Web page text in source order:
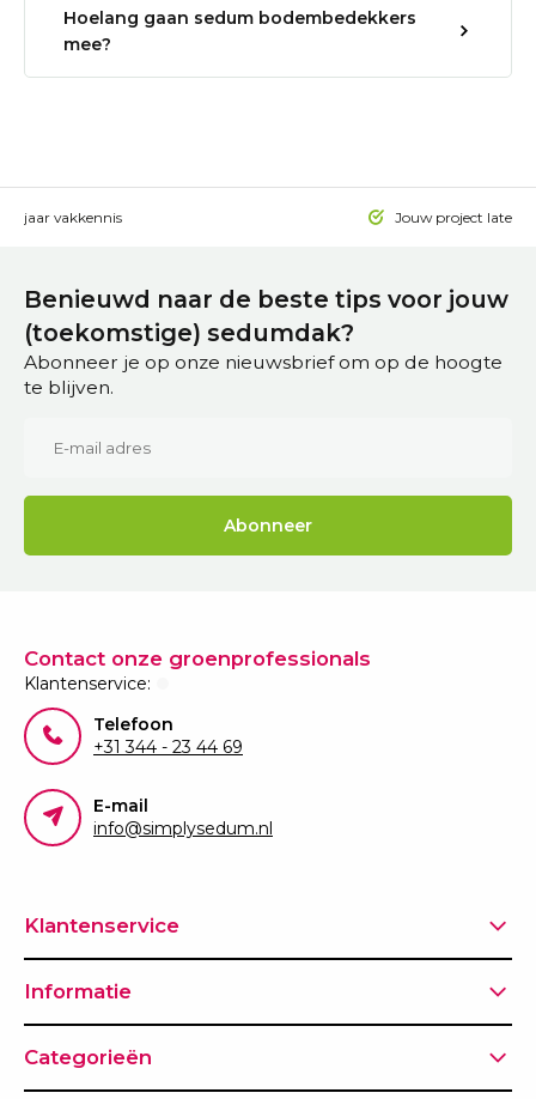
Hoelang gaan sedum bodembedekkers
mee?
15 jaar vakkennis Jouw project laten
Benieuwd naar de beste tips voor jouw
(toekomstige) sedumdak?
Abonneer je op onze nieuwsbrief om op de hoogte
te blijven.
Abonneer
Contact onze groenprofessionals
Klantenservice:
Telefoon
+31 344 - 23 44 69
E-mail
info@simplysedum.nl
Klantenservice
Informatie
Categorieën